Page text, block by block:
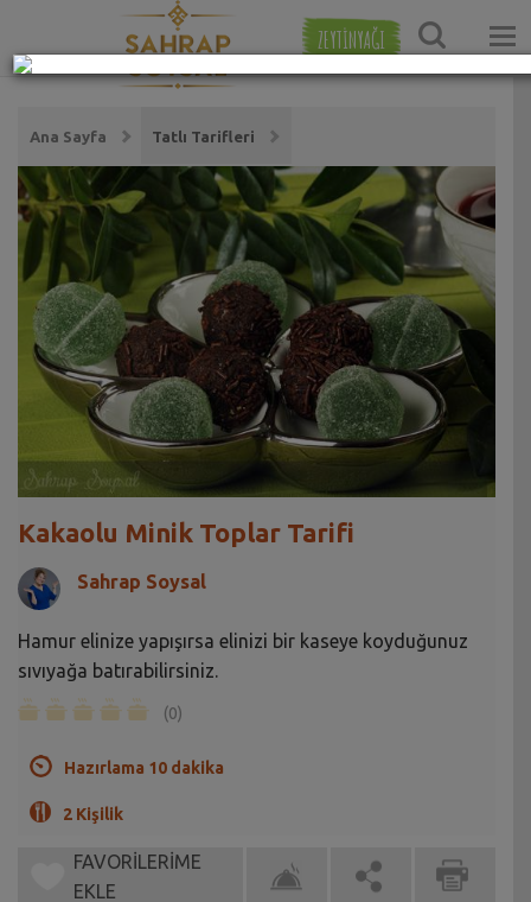
ZEYTİNYAĞI
Ana Sayfa Tatlı Tarifleri
Kakaolu Minik Toplar Tarifi
Sahrap Soysal
Hamur elinize yapışırsa elinizi bir kaseye koyduğunuz
sıvıyağa batırabilirsiniz.
(0)
Hazırlama 10 dakika
2 Kişilik
FAVORİLERİME
EKLE